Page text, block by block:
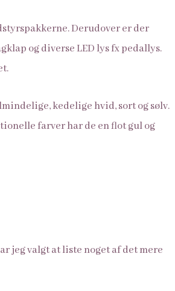
Derudover er der
og diverse LED lys fx pedallys.
kedelige hvid, sort og sølv.
farver har de en flot gul og
jeg valgt at liste noget af det mere